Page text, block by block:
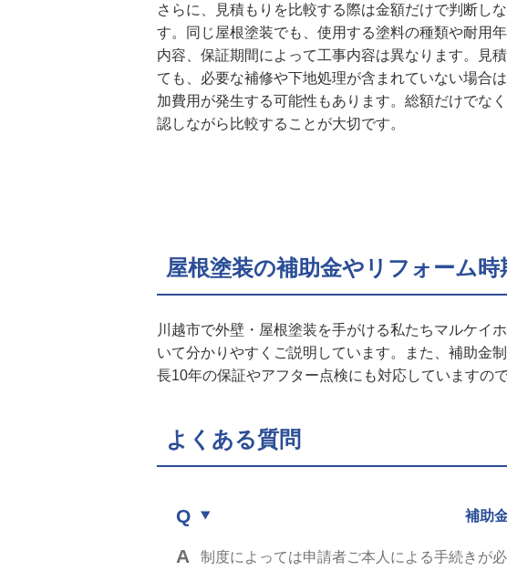
さらに、見積もりを比較する際は金額だけで判断し
す。同じ屋根塗装でも、使用する塗料の種類や耐用
内容、保証期間によって工事内容は異なります。見
ても、必要な補修や下地処理が含まれていない場合
加費用が発生する可能性もあります。総額だけでな
認しながら比較することが大切です。
屋根塗装の補助金やリフォーム
川越市で外壁・屋根塗装を手がける私たちマルケイ
いて分かりやすくご説明しています。また、補助金
長10年の保証やアフター点検にも対応していますの
よくある質問
補助
制度によっては申請者ご本人による手続きが